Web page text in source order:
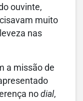
ouvinte,
muito
nas
a missão de
no dial,